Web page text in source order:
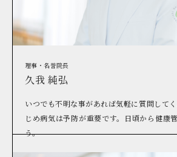
理事・名誉院長
久我 純弘
いつでも不明な事があれば気軽に質問して
じめ病気は予防が重要です。日頃から健康
う。